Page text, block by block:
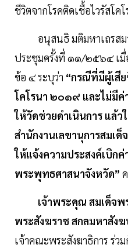
ชีวิตจากโรคติดเชื้อไวรัสโ
อนุสนธิ มติมหาเถรสม
ประชุมครั้งที่ ๑๑/๒๕๖๔ เ
ข้อ ๔ ระบุว่า “กรณีที่มีผู้เสี
โคโรนา ๒๐๑๙ และไม่มี
ให้วัดช่วยดำเนินการ แล้ว
สำนักงานเลขานุการสมเ
ให้แจ้งความประสงค์เบิก
พระพุทธศาสนาจังหวัด”
เจ้าพระคุณ สมเด็จ
พระสังฆราช สกลมหาสัง
เจ้าคณะพระสังฆาธิการ ร่